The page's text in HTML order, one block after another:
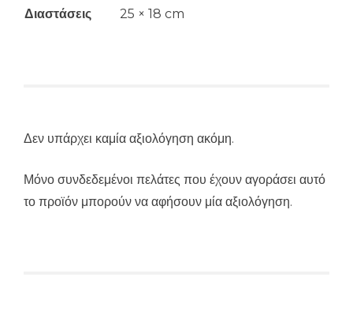
Διαστάσεις 25 × 18 cm
Δεν υπάρχει καμία αξιολόγηση ακόμη.
Μόνο συνδεδεμένοι πελάτες που έχουν αγοράσει αυτό
το προϊόν μπορούν να αφήσουν μία αξιολόγηση.